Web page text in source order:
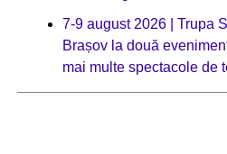
7-9 august 2026 | Trupa
Brașov la două
mai multe spectacole de